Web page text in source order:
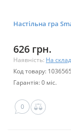
Настільна гра
626 грн.
Наявність: На
Код товару: 1036565
Гарантія: 0 міс.
0